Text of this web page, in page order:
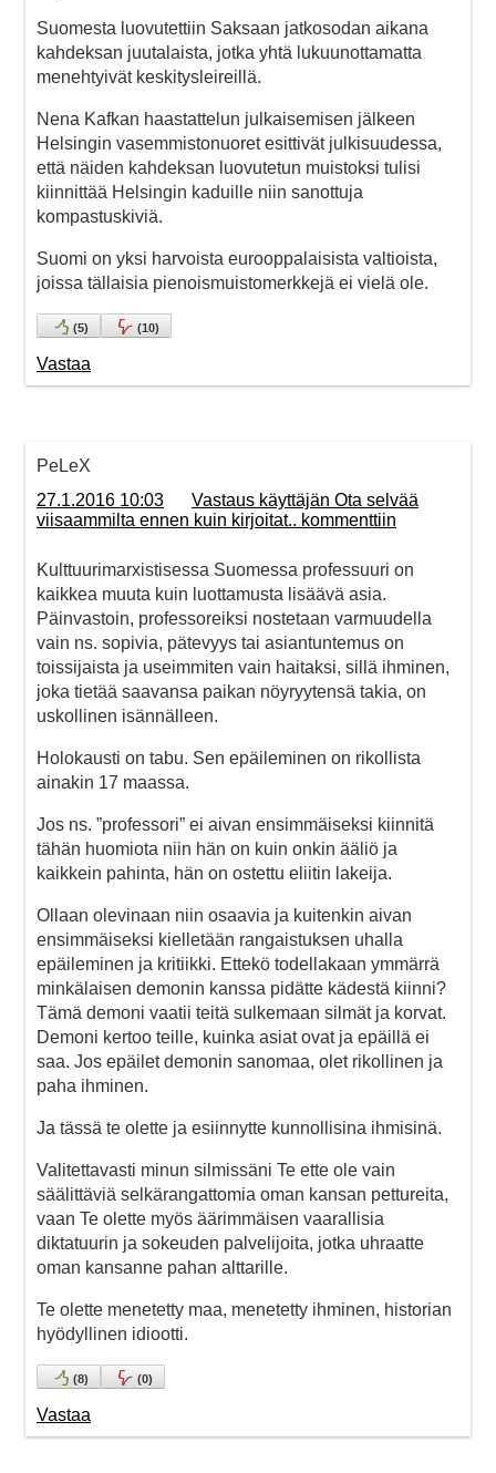
Suomesta luovutettiin Saksaan jatkosodan aikana
kahdeksan juutalaista, jotka yhtä lukuunottamatta
menehtyivät keskitysleireillä.
Nena Kafkan haastattelun julkaisemisen jälkeen
Helsingin vasemmistonuoret esittivät julkisuudessa,
että näiden kahdeksan luovutetun muistoksi tulisi
kiinnittää Helsingin kaduille niin sanottuja
kompastuskiviä.
Suomi on yksi harvoista eurooppalaisista valtioista,
joissa tällaisia pienoismuistomerkkejä ei vielä ole.
(5) (10)
Vastaa
PeLeX
27.1.2016 10:03
Vastaus käyttäjän Ota selvää
viisaammilta ennen kuin kirjoitat.. kommenttiin
Kulttuurimarxistisessa Suomessa professuuri on
kaikkea muuta kuin luottamusta lisäävä asia.
Päinvastoin, professoreiksi nostetaan varmuudella
vain ns. sopivia, pätevyys tai asiantuntemus on
toissijaista ja useimmiten vain haitaksi, sillä ihminen,
joka tietää saavansa paikan nöyryytensä takia, on
uskollinen isännälleen.
Holokausti on tabu. Sen epäileminen on rikollista
ainakin 17 maassa.
Jos ns. ”professori” ei aivan ensimmäiseksi kiinnitä
tähän huomiota niin hän on kuin onkin ääliö ja
kaikkein pahinta, hän on ostettu eliitin lakeija.
Ollaan olevinaan niin osaavia ja kuitenkin aivan
ensimmäiseksi kielletään rangaistuksen uhalla
epäileminen ja kritiikki. Ettekö todellakaan ymmärrä
minkälaisen demonin kanssa pidätte kädestä kiinni?
Tämä demoni vaatii teitä sulkemaan silmät ja korvat.
Demoni kertoo teille, kuinka asiat ovat ja epäillä ei
saa. Jos epäilet demonin sanomaa, olet rikollinen ja
paha ihminen.
Ja tässä te olette ja esiinnytte kunnollisina ihmisinä.
Valitettavasti minun silmissäni Te ette ole vain
säälittäviä selkärangattomia oman kansan pettureita,
vaan Te olette myös äärimmäisen vaarallisia
diktatuurin ja sokeuden palvelijoita, jotka uhraatte
oman kansanne pahan alttarille.
Te olette menetetty maa, menetetty ihminen, historian
hyödyllinen idiootti.
(8) (0)
Vastaa